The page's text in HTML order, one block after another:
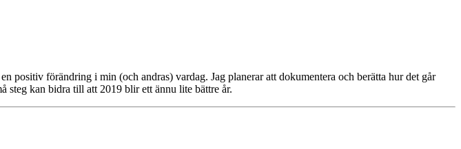
positiv förändring i min (och andras) vardag. Jag planerar att dokumentera och berätta hur det går
steg kan bidra till att 2019 blir ett ännu lite bättre år.